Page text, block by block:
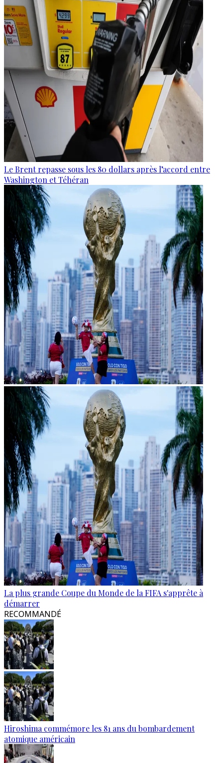
Le Brent repasse sous les 80 dollars après l’accord entre
Washington et Téhéran
La plus grande Coupe du Monde de la FIFA s'apprête à
démarrer
RECOMMANDÉ
Hiroshima commémore les 81 ans du bombardement
atomique américain